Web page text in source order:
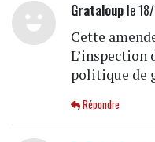
Gratalouple 18/
Cette
L’inspection
politique de
Répondre